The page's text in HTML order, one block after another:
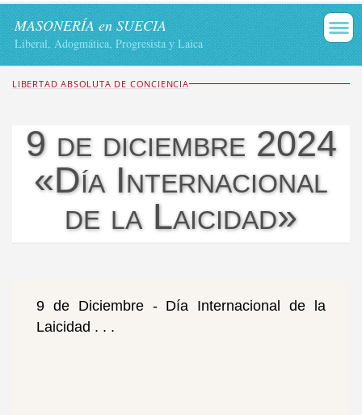
MASONERÍA en SUECIA
Liberal, Adogmática, Progresista y Laica
LIBERTAD ABSOLUTA DE CONCIENCIA
9 de diciembre 2024
«Día Internacional
de la Laicidad»
9 de Diciembre - Día Internacional de la
Laicidad . . .